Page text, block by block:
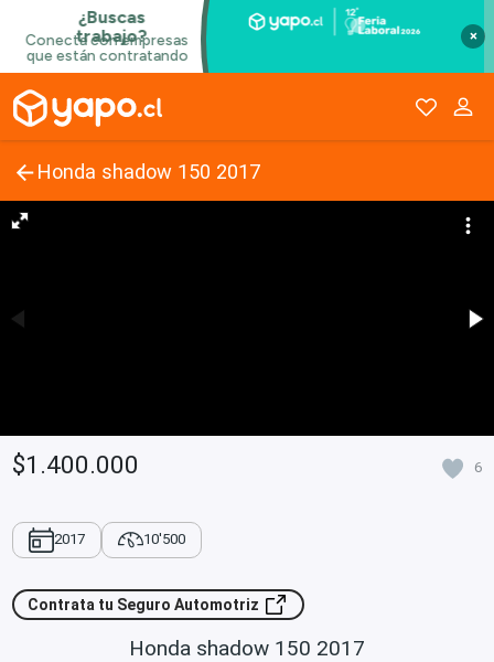
×
Honda shadow 150 2017
$1.400.000 6
2017 10'500
Contrata tu Seguro Automotriz
Honda shadow 150 2017